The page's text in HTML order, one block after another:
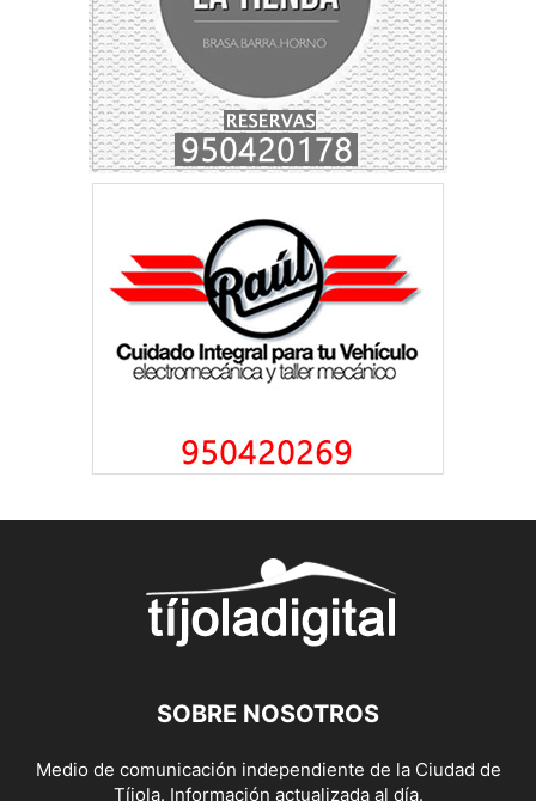
SOBRE NOSOTROS
Medio de comunicación independiente de la Ciudad de
Tíjola. Información actualizada al día.